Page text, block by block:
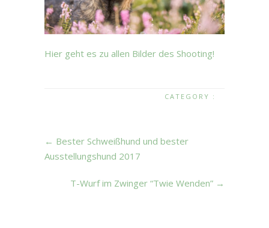
Hier geht es zu allen Bilder des Shooting!
CATEGORY :
← Bester Schweißhund und bester
Ausstellungshund 2017
T-Wurf im Zwinger “Twie Wenden” →